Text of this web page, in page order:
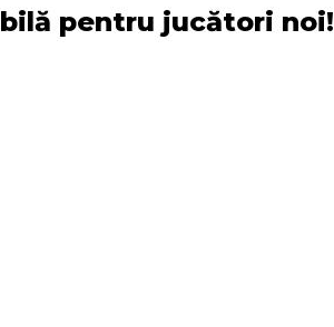
pentru jucători noi!